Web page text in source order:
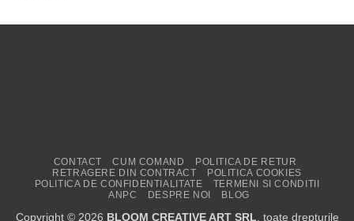
CONTACT CUM COMAND
POLITICA DE RETUR
RETRAGERE DIN CONTRACT
POLITICA COOKIES
POLITICA DE CONFIDENTIALITATE
TERMENI SI CONDITII
ANPC
DESPRE NOI BLOG
Copyright © 2026 BLOOM CREATIVE ART SRL, toate drepturile